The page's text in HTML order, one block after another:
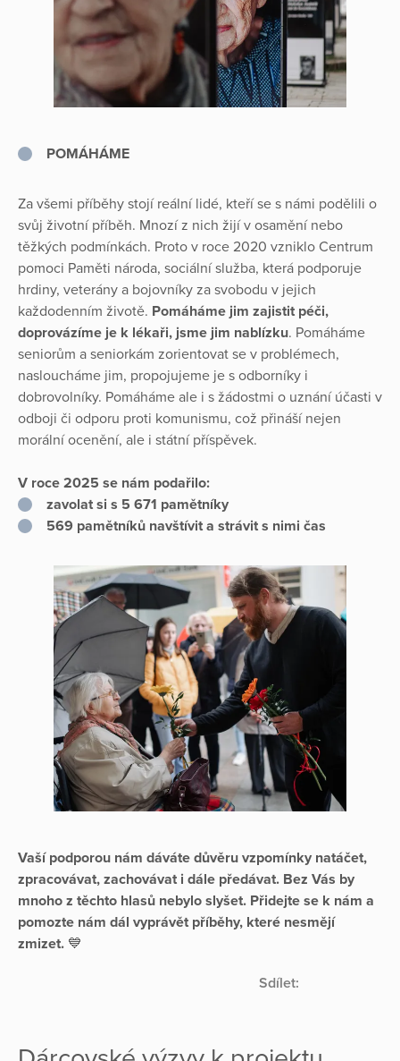
POMÁHÁME
Za všemi příběhy stojí reální lidé, kteří se s námi podělili o
svůj životní příběh. Mnozí z nich žijí v osamění nebo
těžkých podmínkách. Proto v roce 2020 vzniklo Centrum
pomoci Paměti národa, sociální služba, která podporuje
hrdiny, veterány a bojovníky za svobodu v jejich
každodenním životě. Pomáháme jim zajistit péči,
doprovázíme je k lékaři, jsme jim nablízku. Pomáháme
seniorům a seniorkám zorientovat se v problémech,
nasloucháme jim, propojujeme je s odborníky i
dobrovolníky. Pomáháme ale i s žádostmi o uznání účasti v
odboji či odporu proti komunismu, což přináší nejen
morální ocenění, ale i státní příspěvek.
V roce 2025 se nám podařilo:
zavolat si s 5 671 pamětníky
569 pamětníků navštívit a strávit s nimi čas
Vaší podporou nám dáváte důvěru vzpomínky natáčet,
zpracovávat, zachovávat i dále předávat. Bez Vás by
mnoho z těchto hlasů nebylo slyšet. Přidejte se k nám a
pomozte nám dál vyprávět příběhy, které nesmějí
zmizet. 💙
Sdílet: